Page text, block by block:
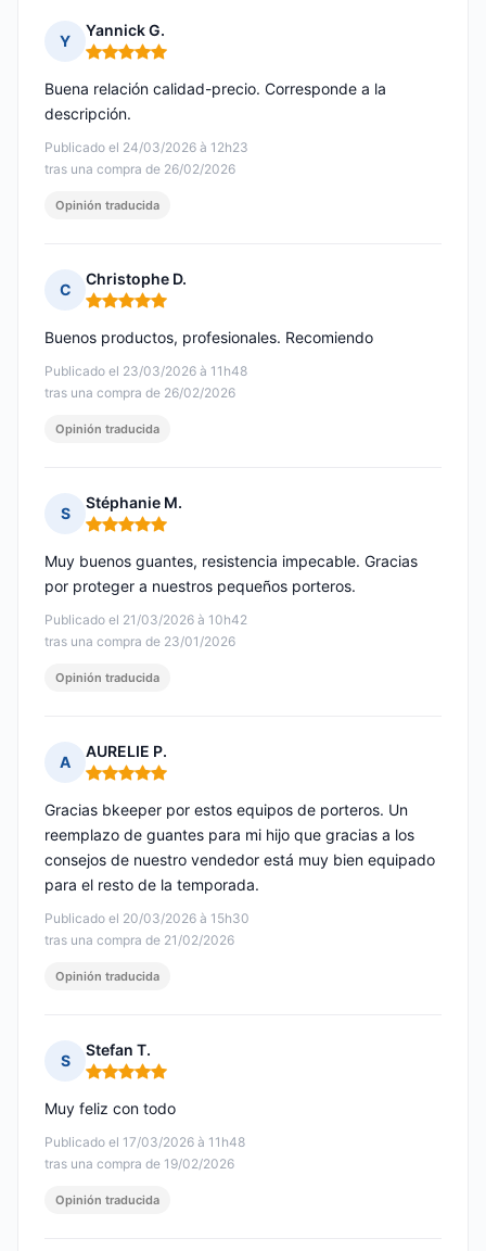
Y
Yannick G.
Nota: 5 de 5
Publicado el 24/03/2026 à 12h23
tras una compra de 26/02/2026
Buena relación calidad-precio. Corresponde a la
descripción.
Opinión traducida
C
Christophe D.
Nota: 5 de 5
Publicado el 23/03/2026 à 11h48
tras una compra de 26/02/2026
Buenos productos, profesionales. Recomiendo
Opinión traducida
S
Stéphanie M.
Nota: 5 de 5
Publicado el 21/03/2026 à 10h42
tras una compra de 23/01/2026
Muy buenos guantes, resistencia impecable. Gracias
por proteger a nuestros pequeños porteros.
Opinión traducida
A
AURELIE P.
Nota: 5 de 5
Publicado el 20/03/2026 à 15h30
tras una compra de 21/02/2026
Gracias bkeeper por estos equipos de porteros. Un
reemplazo de guantes para mi hijo que gracias a los
consejos de nuestro vendedor está muy bien equipado
para el resto de la temporada.
Opinión traducida
S
Stefan T.
Nota: 5 de 5
Publicado el 17/03/2026 à 11h48
tras una compra de 19/02/2026
Muy feliz con todo
Opinión traducida